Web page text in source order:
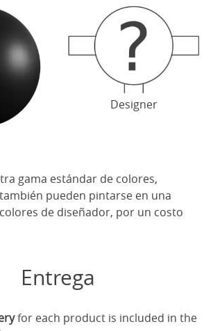
Designer
gama estándar de colores,
pueden pintarse en una
de diseñador, por un costo
Entrega
for each product is included in the